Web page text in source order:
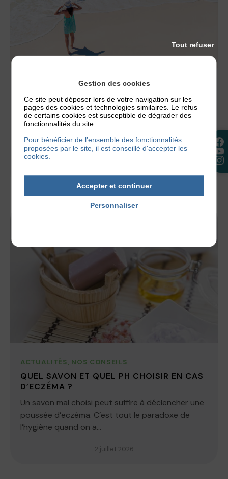
NOS CONSEILS
ECZÉMA ET PLAGE, PEUT-ON PARTIR EN
VACANCES AU BORD DE LA MER ?
Les vacances estivales battent leur plein et vous
avez peut-être prévu de partir à la plage. Mais qui
dit plage...
30 juillet 2026
ACTUALITÉS, NOS CONSEILS
QUEL SAVON ET QUEL PH CHOISIR EN CAS
D’ECZÉMA ?
Un savon mal choisi peut suffire à déclencher une
poussée d’eczéma. C’est tout le paradoxe de
l’hygiène quand on a...
2 juillet 2026
Gestion des cookies
Ce site peut déposer lors de votre navigation sur les
pages des cookies et technologies similaires. Le refus
de certains cookies est susceptible de dégrader des
fonctionnalités du site.
Pour bénéficier de l’ensemble des fonctionnalités
proposées par le site, il est conseillé d'accepter les
cookies.
Accepter et continuer
Tout refuser
Personnaliser